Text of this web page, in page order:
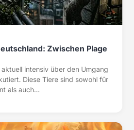
Zwischen Plage
intensiv über den Umgang
Diese Tiere sind sowohl für
als auch...